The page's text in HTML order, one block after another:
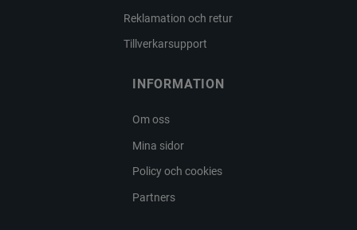
Reklamation och retur
Tillverkarsupport
INFORMATION
Om oss
Mina sidor
Policy och cookies
Partners